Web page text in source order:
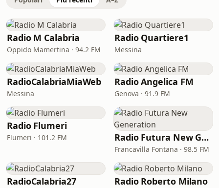
Radio M Calabria
Oppido Mamertina · 94.2 FM
Radio Quartiere1
Messina
RadioCalabriaMiaWeb
Messina
Radio Angelica FM
Genova · 91.9 FM
Radio Flumeri
Flumeri · 101.2 FM Radio Futura New Generation
Francavilla Fontana · 98.5 FM
RadioCalabria27 Radio Roberto Milano